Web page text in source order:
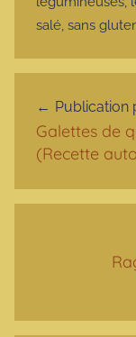
salé, sans
Publication
Galettes de
(Recette